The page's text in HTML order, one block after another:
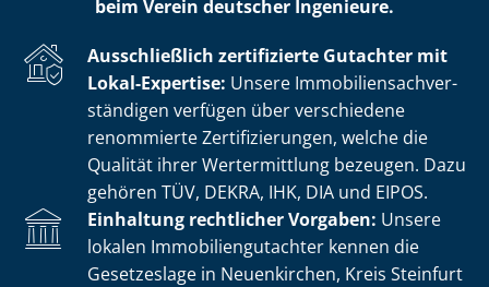
beim Verein deutscher Ingenieure.
Ausschließlich zertifizierte Gutachter mit
Lokal-Expertise: Unsere Im­mo­bi­li­en­sach­ver­
stän­di­gen verfügen über verschiedene
renommierte Zer­ti­fi­zie­run­gen, welche die
Qualität ihrer Wertermittlung bezeugen. Dazu
gehören TÜV, DEKRA, IHK, DIA und EIPOS.
Einhaltung rechtlicher Vorgaben: Unsere
lokalen Im­mo­bi­li­en­gut­ach­ter kennen die
Gesetzeslage in Neuenkirchen, Kreis Steinfurt